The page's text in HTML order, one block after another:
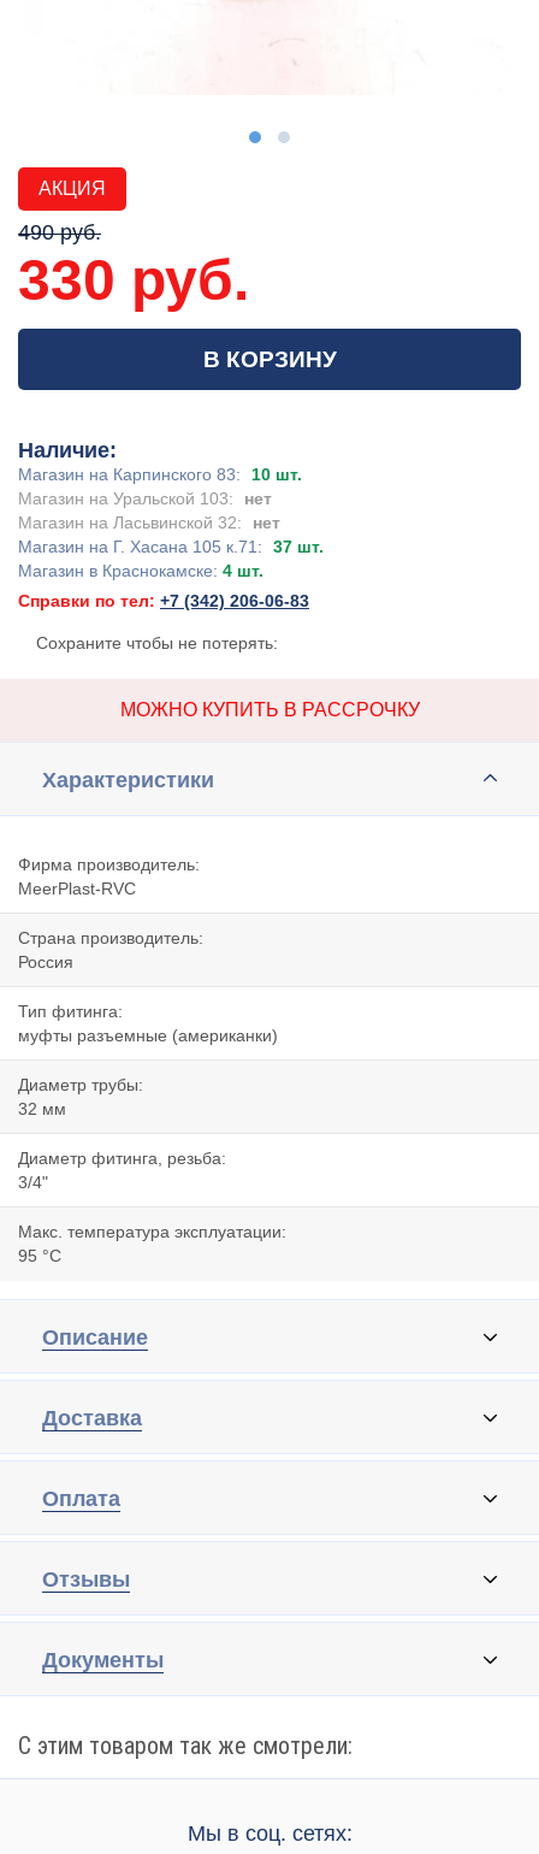
АКЦИЯ
490 руб.
330 руб.
В КОРЗИНУ
Наличие:
Магазин на Карпинского 83:
10 шт.
Магазин на Уральской 103:
нет
Магазин на Ласьвинской 32:
нет
Магазин на Г. Хасана 105 к.71:
37 шт.
Магазин в Краснокамске: 4 шт.
Справки по тел: +7 (342) 206-06-83
Сохраните чтобы не потерять:
МОЖНО КУПИТЬ В РАССРОЧКУ
Характеристики
Фирма производитель:
MeerPlast-RVC
Страна производитель:
Россия
Тип фитинга:
муфты разъемные (американки)
Диаметр трубы:
32 мм
Диаметр фитинга, резьба:
3/4"
Макс. температура эксплуатации:
95 °C
Описание
Доставка
Оплата
Отзывы
Документы
С этим товаром так же смотрели:
Мы в соц. сетях: